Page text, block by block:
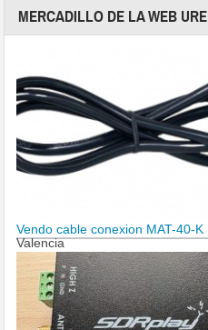
MERCADILLO DE LA WEB URE
Vendo cable conexion MAT-40-K
Valencia